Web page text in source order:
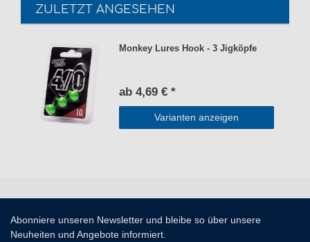
ZULETZT ANGESEHEN
Monkey Lures Hook - 3 Jigköpfe
ab 4,69 € *
Varianten anzeigen
Abonniere unseren Newsletter und bleibe so über unsere
Neuheiten und Angebote informiert.